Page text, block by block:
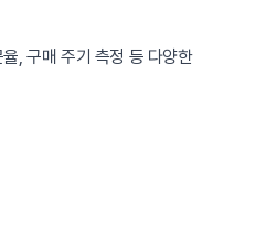
, 구매 주기 측정 등 다양한